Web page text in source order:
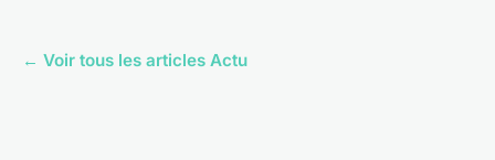
← Voir tous les articles Actu